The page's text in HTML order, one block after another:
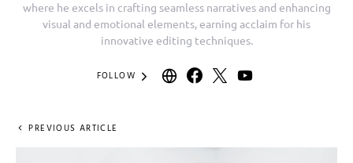
where he excels in crafting seamless narratives and enhancing
visual and emotional elements, earning acclaim for his
innovative editing techniques.
FOLLOW
PREVIOUS ARTICLE